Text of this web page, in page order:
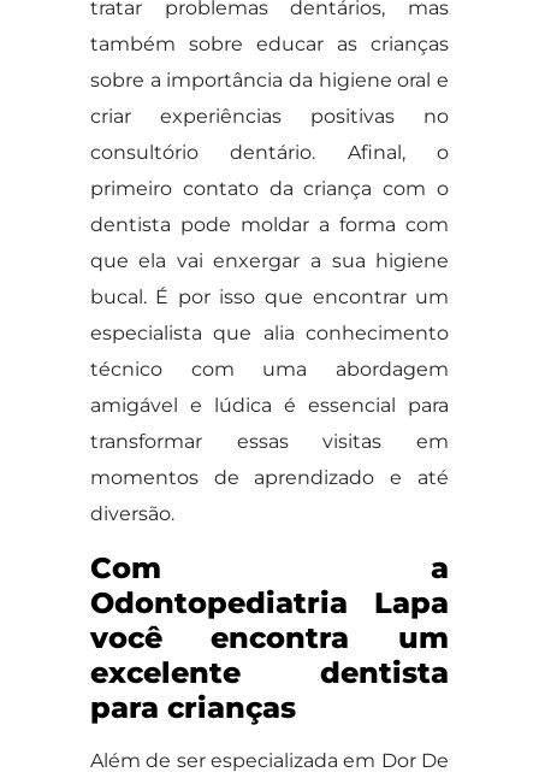
tratar problemas dentários, mas
também sobre educar as crianças
sobre a importância da higiene oral e
criar experiências positivas no
consultório dentário. Afinal, o
primeiro contato da criança com o
dentista pode moldar a forma com
que ela vai enxergar a sua higiene
bucal. É por isso que encontrar um
especialista que alia conhecimento
técnico com uma abordagem
amigável e lúdica é essencial para
transformar essas visitas em
momentos de aprendizado e até
diversão.
Com a
Odontopediatria Lapa
você encontra um
excelente dentista
para crianças
Além de ser especializada em Dor De